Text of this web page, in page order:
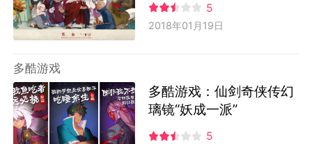
5
2018年01月19日
多酷游戏
多酷游戏：仙剑奇侠传幻
璃镜“妖成一派”
5